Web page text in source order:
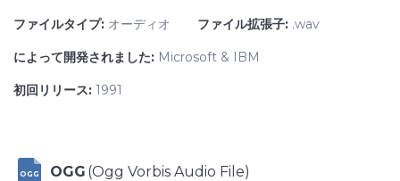
ファイルタイプ: オーディオ ファイル拡張子: .wav
によって開発されました: Microsoft & IBM
初回リリース: 1991
OGG OGG (Ogg Vorbis Audio File)